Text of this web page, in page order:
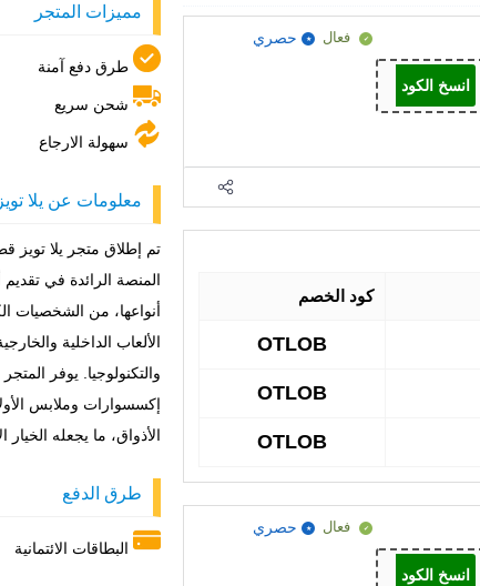
فعال حصري
انسخ الكود
كود الخصم
OTLOB
OTLOB
OTLOB
فعال حصري
انسخ الكود
مميزات المتجر
طرق دفع آمنة
شحن سريع
سهولة الارجاع
معلومات عن يلا تويز Yalla Toys
المنصة الرائدة في
أنواعها، من الشخصيات
الألعاب الداخلية
والتكنولوجيا. يوفر
إكسسوارات وملابس
الأذواق، ما يجعله
طرق الدفع
البطاقات الائتمانية